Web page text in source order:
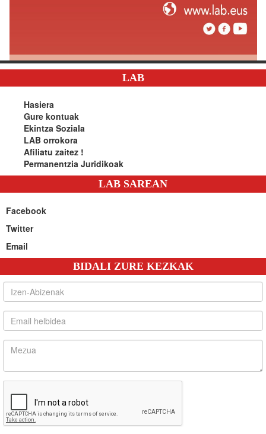
LAB
Hasiera
Gure kontuak
Ekintza Soziala
LAB orrokora
Afiliatu zaitez !
Permanentzia Juridikoak
LAB SAREAN
Facebook
Twitter
Email
BIDALI ZURE KEZKAK